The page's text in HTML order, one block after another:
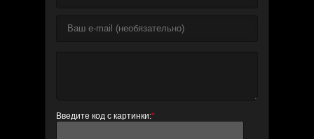
Введите код с картинки:*